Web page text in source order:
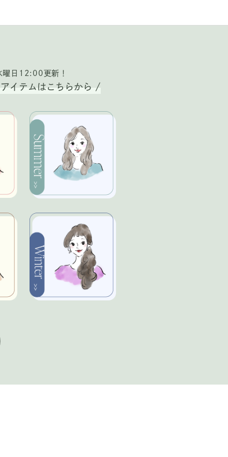
曜日12:00更新！
イテムはこちらから /